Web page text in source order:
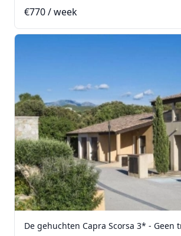
€770 / week
De gehuchten Capra Scorsa 3* - Geen